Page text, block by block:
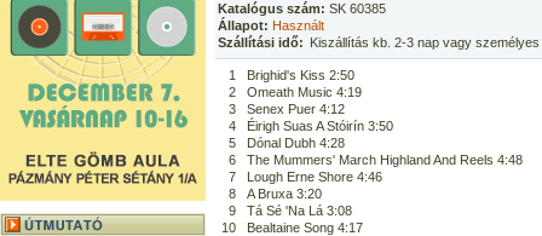
Katalógus szám: SK 60385
Állapot: Használt
Szállítási idő: Kiszállítás kb. 2-3 nap vagy
1
Brighid's Kiss 2:50
2
Omeath Music 4:19
3
Senex Puer 4:12
4
Éirigh Suas A Stóirín 3:50
5
Dónal Dubh 4:28
6
The Mummers' March Highland And Reels 4:48
7
Lough Erne Shore 4:46
8
A Bruxa 3:20
9
Tá Sé 'Na Lá 3:08
10
Bealtaine Song 4:17